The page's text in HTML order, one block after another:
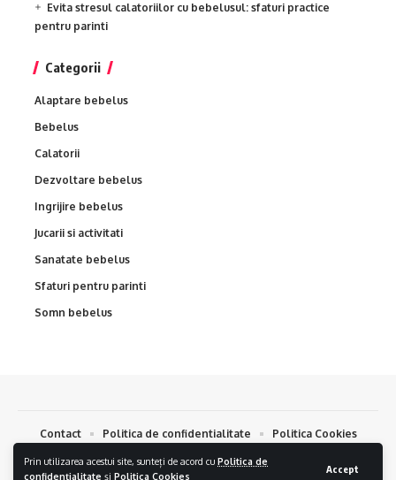
Prin utilizarea acestui site, sunteți de acord cu Politica de
confidențialitate și Politica Cookies
Accept
Evita stresul calatoriilor cu bebelusul: sfaturi practice
pentru parinti
Categorii
Alaptare bebelus
Bebelus
Calatorii
Dezvoltare bebelus
Ingrijire bebelus
Jucarii si activitati
Sanatate bebelus
Sfaturi pentru parinti
Somn bebelus
Bebelus.eu © 2024. Toate drepturile Rezervate.Creare Magazin Online
Contact Politica de confidentialitate Politica Cookies